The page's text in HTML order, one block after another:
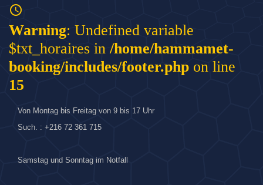
access_time
Warning: Undefined variable
$txt_horaires in /home/hammamet-
booking/includes/footer.php on line
15
Von Montag bis Freitag von 9 bis 17 Uhr
Such. : +216 72 361 715
Samstag und Sonntag im Notfall